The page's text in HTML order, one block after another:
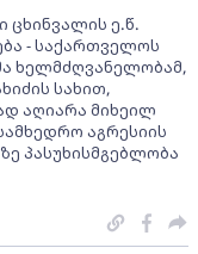
ცხინვალის ე.წ.
- საქართველოს
ხელმძღვანელობამ,
სახით,
აღიარა მიხეილ
აგრესიის
პასუხისმგებლობა